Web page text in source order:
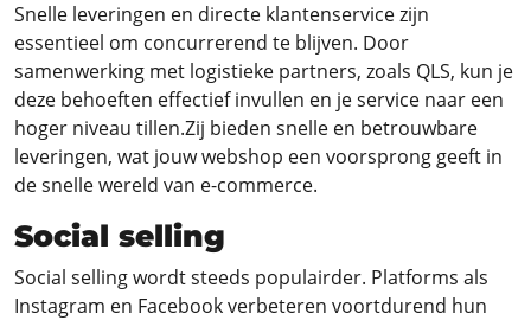
Snelle leveringen en directe klantenservice zijn
essentieel om concurrerend te blijven. Door
samenwerking met logistieke partners, zoals QLS, kun je
deze behoeften effectief invullen en je service naar een
hoger niveau tillen.Zij bieden snelle en betrouwbare
leveringen, wat jouw webshop een voorsprong geeft in
de snelle wereld van e-commerce.
Social selling
Social selling wordt steeds populairder. Platforms als
Instagram en Facebook verbeteren voortdurend hun